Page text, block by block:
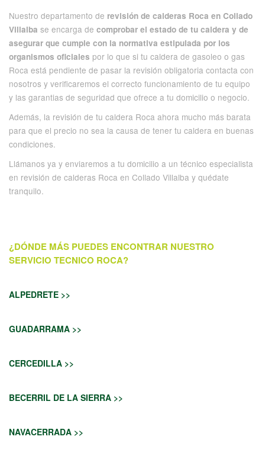
Nuestro departamento de revisión de calderas Roca en Collado
Villalba se encarga de comprobar el estado de tu caldera y de
asegurar que cumple con la normativa estipulada por los
organismos oficiales por lo que si tu caldera de gasoleo o gas
Roca está pendiente de pasar la revisión obligatoria contacta con
nosotros y verificaremos el correcto funcionamiento de tu equipo
y las garantias de seguridad que ofrece a tu domicilio o negocio.
Además, la revisión de tu caldera Roca ahora mucho más barata
para que el precio no sea la causa de tener tu caldera en buenas
condiciones.
Llámanos ya y enviaremos a tu domicilio a un técnico especialista
en revisión de calderas Roca en Collado Villalba y quédate
tranquilo.
¿DÓNDE MÁS PUEDES ENCONTRAR NUESTRO
SERVICIO TECNICO ROCA?
ALPEDRETE >>
GUADARRAMA >>
CERCEDILLA >>
BECERRIL DE LA SIERRA >>
NAVACERRADA >>